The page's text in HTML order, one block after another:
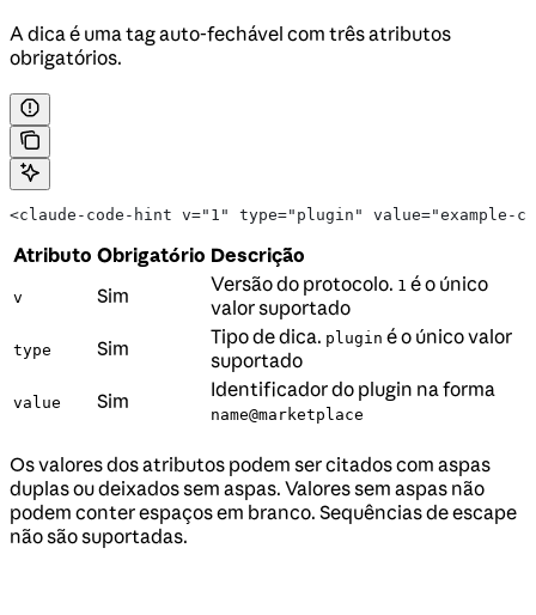
A dica é uma tag auto-fechável com três atributos
obrigatórios.
<claude-code-hint v="1" type="plugin"
Atributo Obrigatório Descrição
v Sim Versão do protocolo. 1 é o único
valor suportado
type Sim Tipo de dica. plugin é o único valor
suportado
value Sim Identificador do plugin na forma
name@marketplace
Os valores dos atributos podem ser citados com aspas
duplas ou deixados sem aspas. Valores sem aspas não
podem conter espaços em branco. Sequências de escape
não são suportadas.